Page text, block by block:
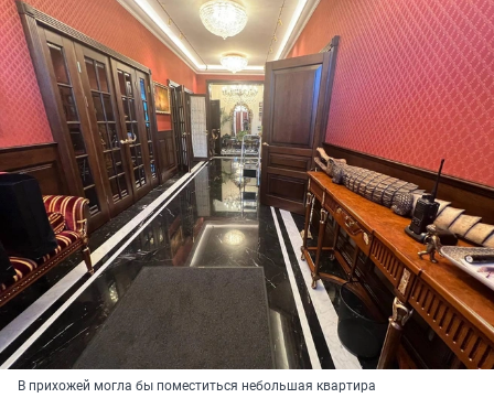
В прихожей могла бы поместиться небольшая квартира